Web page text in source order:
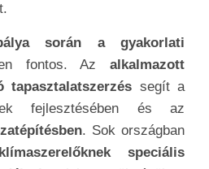
során a gyakorlati
fontos. Az alkalmazott
tapasztalatszerzés segít a
fejlesztésében és az
. Sok országban
speciális